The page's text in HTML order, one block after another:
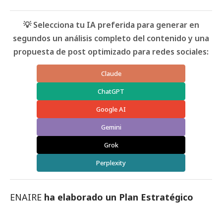
💡 Selecciona tu IA preferida para generar en
segundos un análisis completo del contenido y una
propuesta de post optimizado para redes sociales:
Claude
ChatGPT
Google AI
Gemini
Grok
Perplexity
ENAIRE ha elaborado un Plan Estratégico